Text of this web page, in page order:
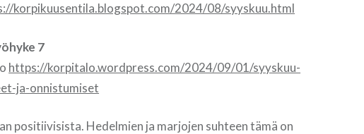
korpikuusentila.blogspot.com/2024/08/syyskuu.html
7
https://korpitalo.wordpress.com/2024/09/01/syyskuu-
ja-onnistumiset
positiivisista. Hedelmien ja marjojen suhteen tämä on